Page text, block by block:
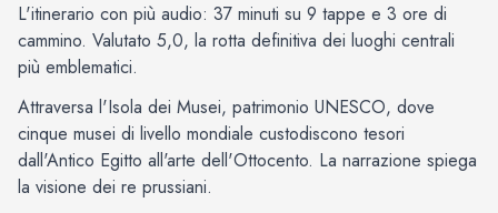
L'itinerario con più audio: 37 minuti su 9 tappe e 3 ore di
cammino. Valutato 5,0, la rotta definitiva dei luoghi centrali
più emblematici.
Attraversa l'Isola dei Musei, patrimonio UNESCO, dove
cinque musei di livello mondiale custodiscono tesori
dall'Antico Egitto all'arte dell'Ottocento. La narrazione spiega
la visione dei re prussiani.